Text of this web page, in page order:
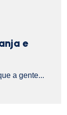
e
a gente...